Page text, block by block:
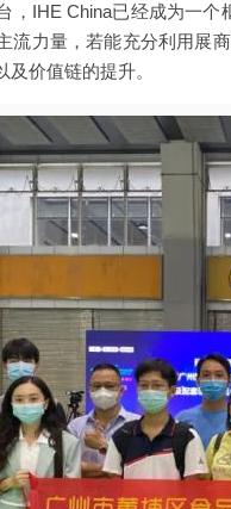
，IHE China已经成为一
流力量，若能充分利用展
价值链的提升。